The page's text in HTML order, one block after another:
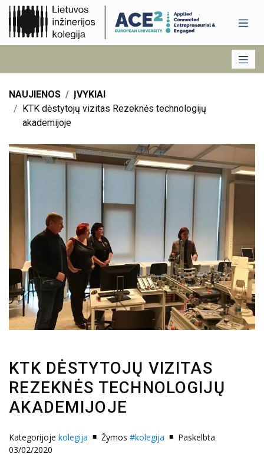
NAUJIENOS
ĮVYKIAI
KTK dėstytojų vizitas Rezeknės technologijų
akademijoje
KTK DĖSTYTOJŲ VIZITAS
REZEKNĖS TECHNOLOGIJŲ
AKADEMIJOJE
Kategorijoje kolegija Žymos #kolegija
Paskelbta
03/02/2020